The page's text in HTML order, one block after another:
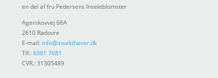
en del af fru Pedersens Insektblomster
Agerskovvej 66A
2610 Rødovre
E-mail: info@insekthaver.dk
Tlf.:6081 7681
CVR.: 31305489